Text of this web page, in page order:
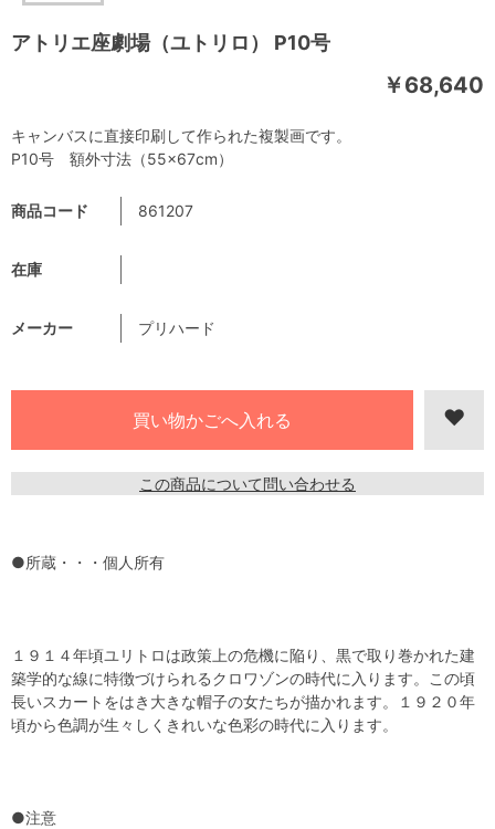
アトリエ座劇場（ユトリロ） P10号
￥68,640
商品コード 861207
在庫
メーカー プリハード
この商品について問い合わせる
キャンバスに直接印刷して作られた複製画です。
P10号 額外寸法（55×67cm）
●所蔵・・・個人所有
１９１４年頃ユリトロは政策上の危機に陥り、黒で取り巻かれた建
築学的な線に特徴づけられるクロワゾンの時代に入ります。この頃
長いスカートをはき大きな帽子の女たちが描かれます。１９２０年
頃から色調が生々しくきれいな色彩の時代に入ります。
●注意